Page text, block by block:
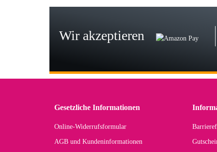
Wir akzeptieren
Gesetzliche Informationen
Online-Widerrufsformular
AGB und Kundeninformationen